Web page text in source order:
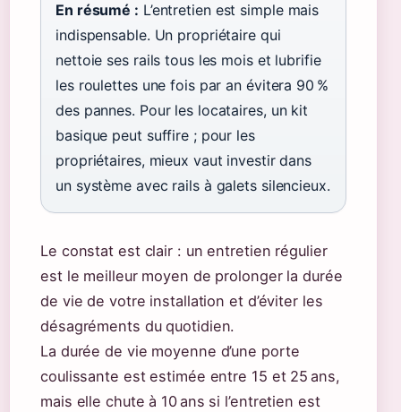
En résumé : L’entretien est simple mais
indispensable. Un propriétaire qui
nettoie ses rails tous les mois et lubrifie
les roulettes une fois par an évitera 90 %
des pannes. Pour les locataires, un kit
basique peut suffire ; pour les
propriétaires, mieux vaut investir dans
un système avec rails à galets silencieux.
Le constat est clair : un entretien régulier
est le meilleur moyen de prolonger la durée
de vie de votre installation et d’éviter les
désagréments du quotidien.
La durée de vie moyenne d’une porte
coulissante est estimée entre 15 et 25 ans,
mais elle chute à 10 ans si l’entretien est